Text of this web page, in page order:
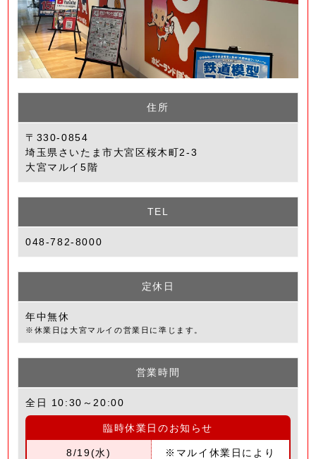
住所
〒330-0854
埼玉県さいたま市大宮区桜木町2-3
大宮マルイ5階
TEL
048-782-8000
定休日
年中無休
※休業日は大宮マルイの営業日に準じます。
営業時間
全日 10:30～20:00
臨時休業日のお知らせ
8/19(水) ※マルイ休業日により